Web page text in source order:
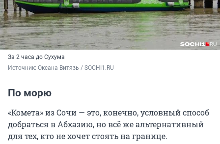
За 2 часа до Сухума
Источник: Оксана Витязь / SOCHI1.RU
По морю
«Комета» из Сочи — это, конечно, условный способ
добраться в Абхазию, но всё же альтернативный
для тех, кто не хочет стоять на границе.